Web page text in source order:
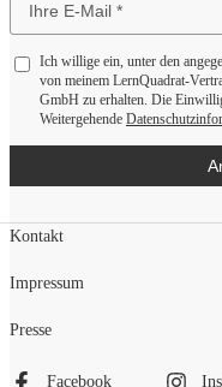
Ich willige ein, unter den
von meinem LernQuadrat-
GmbH zu erhalten. Die
Weitergehende
Kontakt
Impressum
Presse
Facebook